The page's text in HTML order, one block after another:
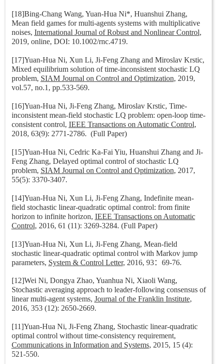
[18]Bing-Chang Wang, Yuan-Hua Ni*, Huanshui Zhang,
Mean field games for multi-agents systems with multiplicative
noises, International Journal of Robust and Nonlinear Control,
2019, online, DOI: 10.1002/rnc.4719.
[17]Yuan-Hua Ni, Xun Li, Ji-Feng Zhang and Miroslav Krstic,
Mixed equilibrium solution of time-inconsistent stochastic LQ
problem, SIAM Journal on Control and Optimization, 2019,
vol.57, no.1, pp.533-569.
[16]Yuan-Hua Ni, Ji-Feng Zhang, Miroslav Krstic, Time-
inconsistent mean-field stochastic LQ problem: open-loop time-
consistent control, IEEE Transactions on Automatic Control,
2018, 63(9): 2771-2786. (Full Paper)
[15]Yuan-Hua Ni, Cedric Ka-Fai Yiu, Huanshui Zhang and Ji-
Feng Zhang, Delayed optimal control of stochastic LQ
problem, SIAM Journal on Control and Optimization, 2017,
55(5): 3370-3407.
[14]Yuan-Hua Ni, Xun Li, Ji-Feng Zhang, Indefinite mean-
field stochastic linear-quadratic optimal control: from finite
horizon to infinite horizon, IEEE Transactions on Automatic
Control, 2016, 61 (11): 3269-3284. (Full Paper)
[13]Yuan-Hua Ni, Xun Li, Ji-Feng Zhang, Mean-field
stochastic linear-quadratic optimal control with Markov jump
parameters, System & Control Letter, 2016, 93：69-76.
[12]Wei Ni, Dongya Zhao, Yuanhua Ni, Xiaoli Wang,
Stochastic averaging approach to leader-following consensus of
linear multi-agent systems, Journal of the Franklin Institute,
2016, 353 (12): 2650-2669.
[11]Yuan-Hua Ni, Ji-Feng Zhang, Stochastic linear-quadratic
optimal control without time-consistency requirement,
Communications in Information and Systems, 2015, 15 (4):
521-550.